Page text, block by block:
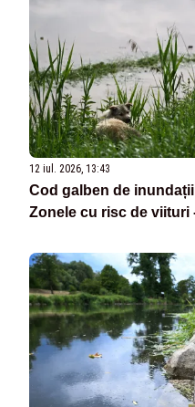
12 iul. 2026, 13:43
Cod galben de
Zonele cu risc de viituri